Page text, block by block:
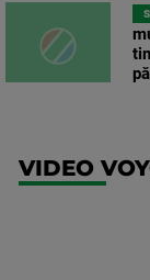
VIDEO